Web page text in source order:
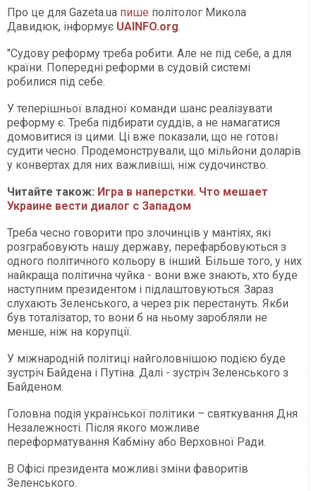
Про це для Gazeta.ua пише політолог Микола
Давидюк, інформує UAINFO.org.
"Судову реформу треба робити. Але не під себе, а для
країни. Попередні реформи в судовій системі
робилися під себе.
У теперішньої владної команди шанс реалізувати
реформу є. Треба підбирати суддів, а не намагатися
домовитися із цими. Ці вже показали, що не готові
судити чесно. Продемонстрували, що мільйони доларів
у конвертах для них важливіші, ніж судочинство.
Читайте також: Игра в наперстки. Что мешает
Украине вести диалог с Западом
Треба чесно говорити про злочинців у мантіях, які
розграбовують нашу державу, перефарбовуються з
одного політичного кольору в інший. Більше того, у них
найкраща політична чуйка - вони вже знають, хто буде
наступним президентом і підлаштовуються. Зараз
слухають Зеленського, а через рік перестануть. Якби
був тоталізатор, то вони б на ньому заробляли не
менше, ніж на корупції.
У міжнародній політиці найголовнішою подією буде
зустріч Байдена і Путіна. Далі - зустріч Зеленського з
Байденом.
Головна подія української політики – святкування Дня
Незалежності. Після якого можливе
переформатування Кабміну або Верховної Ради.
В Офісі президента можливі зміни фаворитів
Зеленського.